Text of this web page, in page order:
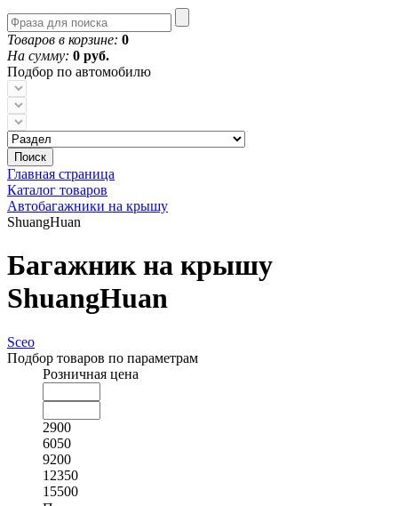
Товаров в корзине: 0
На сумму: 0 руб.
Подбор по автомобилю
Поиск
Главная страница
Каталог товаров
Автобагажники на крышу
ShuangHuan
Багажник на крышу
ShuangHuan
Sceo
Подбор товаров по параметрам
Розничная цена
2900
6050
9200
12350
15500